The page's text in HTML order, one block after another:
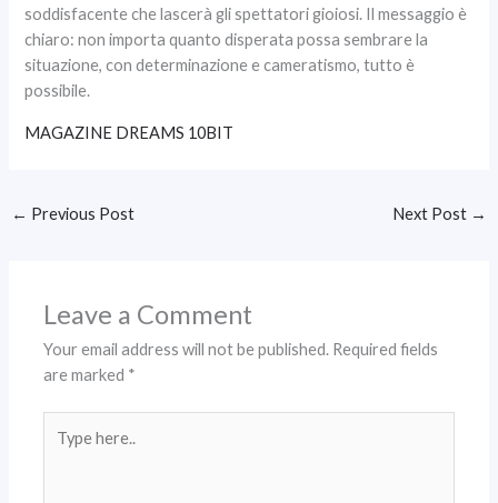
soddisfacente che lascerà gli spettatori gioiosi. Il messaggio è
chiaro: non importa quanto disperata possa sembrare la
situazione, con determinazione e cameratismo, tutto è
possibile.
MAGAZINE DREAMS 10BIT
← Previous Post Next Post →
Leave a Comment
Your email address will not be published. Required fields
are marked *
here..